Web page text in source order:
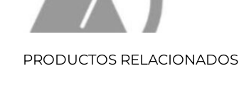
PRODUCTOS RELACIONADOS